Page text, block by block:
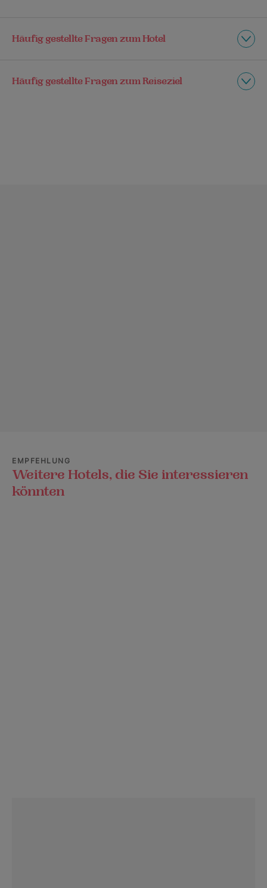
Häufig gestellte Fragen zum Hotel
Häufig gestellte Fragen zum Reiseziel
EMPFEHLUNG
Weitere Hotels, die Sie interessieren
könnten